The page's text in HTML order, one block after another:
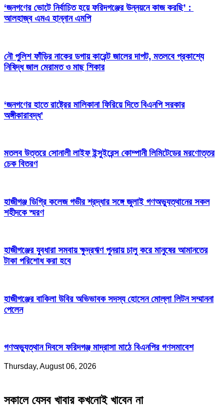
‘জনগণের ভোটে নির্বাচিত হয়ে ফরিদগঞ্জের উন্নয়নে কাজ করছি’ :
আলহাজ্ব এমএ হান্নান এমপি
নৌ পুলিশ ফাঁড়ির নাকের ডগায় কারেন্ট জালের দাপট, মতলবে প্রকাশ্যে
নিষিদ্ধ জাল মেরামত ও মাছ শিকার
‘জনগণের হাতে রাষ্ট্রের মালিকানা ফিরিয়ে দিতে বিএনপি সরকার
অঙ্গীকারাবদ্ধ’
মতলব উত্তরে সোনালী লাইফ ইন্সুইরেন্স কোম্পানী লিমিটেডের মরণোত্তর
চেক বিতরণ
হাজীগঞ্জ ডিগ্রি কলেজ গভীর শ্রদ্ধার সঙ্গে জুলাই গণঅভ্যুত্থানের সকল
শহীদকে স্মরণ
হাজীগঞ্জের যুবধারা সমবায় ক্ষুদ্রঋণ পুনরায় চালু করে মানুষের আমানতের
টাকা পরিশোধ করা হবে
হাজীগঞ্জের বাকিলা উবির অভিভাবক সদস্য হোসেন মোল্লা লিটন সম্মাননা
পেলেন
গণঅভ্যুত্থান দিবসে ফরিদগঞ্জ মাদ্রাসা মাঠে বিএনপির গণসমাবেশ
Thursday, August 06, 2026
সকালে যেসব খাবার কখনোই খাবেন না